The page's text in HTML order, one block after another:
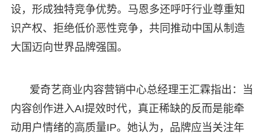
设，形成独特竞争优势。马恩多还呼吁行业尊重知
识产权、拒绝低价恶性竞争，共同推动中国从制造
大国迈向世界品牌强国。
爱奇艺商业内容营销中心总经理王汇霖指出：当
内容创作进入AI提效时代，真正稀缺的反而是能牵
动用户情绪的高质量IP。她认为，品牌应当关注年